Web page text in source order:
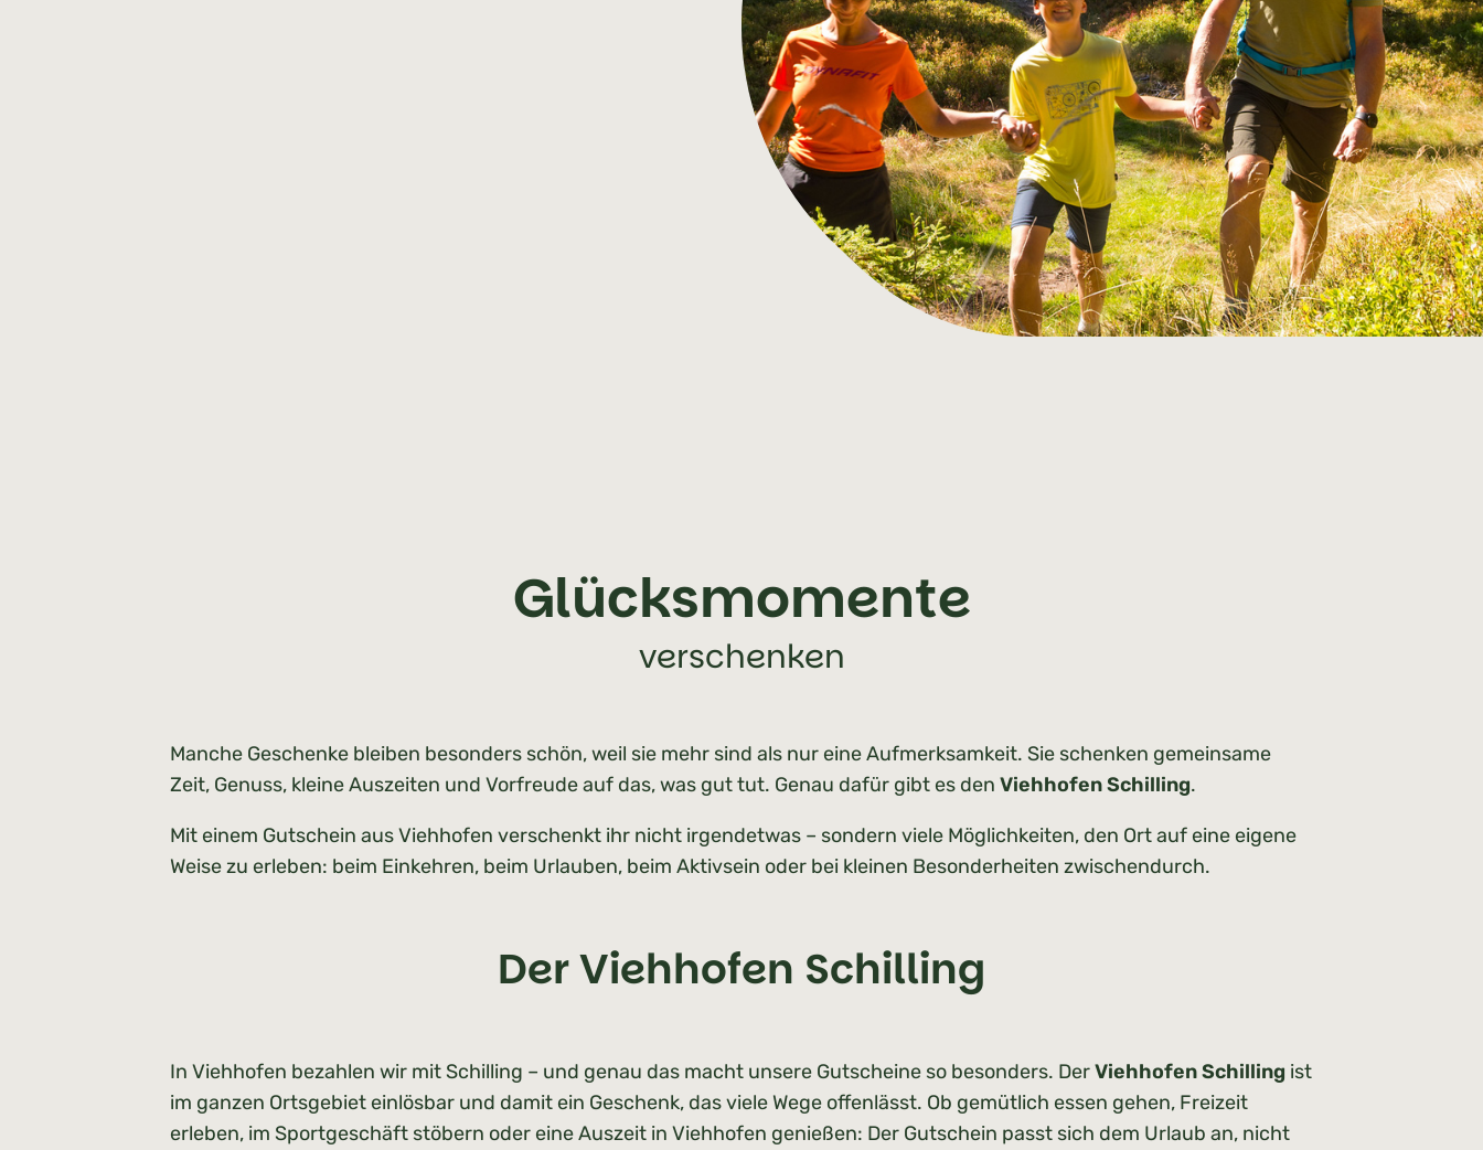
Glücksmomente
verschenken
Manche Geschenke bleiben besonders schön, weil sie mehr sind als nur eine Aufmerksamkeit. Sie schenken gemeinsame
Zeit, Genuss, kleine Auszeiten und Vorfreude auf das, was gut tut. Genau dafür gibt es den Viehhofen Schilling.
Mit einem Gutschein aus Viehhofen verschenkt ihr nicht irgendetwas – sondern viele Möglichkeiten, den Ort auf eine eigene
Weise zu erleben: beim Einkehren, beim Urlauben, beim Aktivsein oder bei kleinen Besonderheiten zwischendurch.
Der Viehhofen Schilling
In Viehhofen bezahlen wir mit Schilling – und genau das macht unsere Gutscheine so besonders. DerViehhofen Schilling ist
im ganzen Ortsgebiet einlösbar und damit ein Geschenk, das viele Wege offenlässt. Ob gemütlich essen gehen, Freizeit
erleben, im Sportgeschäft stöbern oder eine Auszeit in Viehhofen genießen: Der Gutschein passt sich dem Urlaub an, nicht